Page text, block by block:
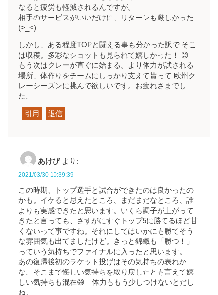
なると疲労も軽減されるんですが。
相手のサービスがいいだけに、リターンも厳しかった
(>_<)
しかし、ある程度TOPと闘える事も分かった訳で そこ
は収穫。多彩なショットも見られて嬉しかった！ 😊
もう次はクレーが直ぐに始まる。より体力が試される
場所、体作りをチームにしっかり支えて貰って 欧州ク
レーシーズンに挑んで欲しいです。お疲れさまでし
た。
引用 返信
あけび より:
2021/03/30 10:39:39
この時期、トップ選手と試合ができたのは良かったの
かも。イケると思えたところ、まだまだなところ、誰
よりも実感できたと思います。いくら調子が上がって
きたと言っても、さすがにすぐトップ5に勝てるほど甘
くないって事ですね。それにしてはいかにも勝てそう
な雰囲気も出てましたけど。きっと錦織も「勝つ！」
っていう気持ちでファイナルに入ったと思います。
あの復帰後初のラケット投げはその気持ちの表れか
な。そこまで悔しい気持ちを取り戻したとも言えて嬉
しい気持ちも混在😅 体力ももう少しつけないとだし
ね。